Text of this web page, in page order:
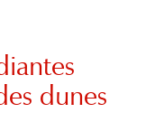
dunes